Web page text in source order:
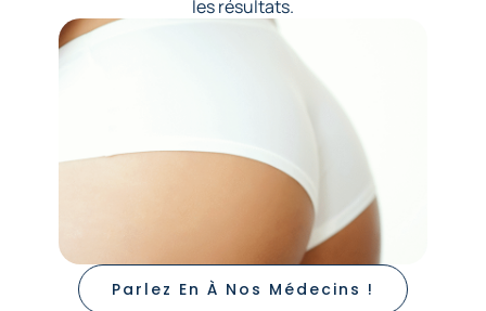
les résultats.
Parlez En À Nos Médecins !